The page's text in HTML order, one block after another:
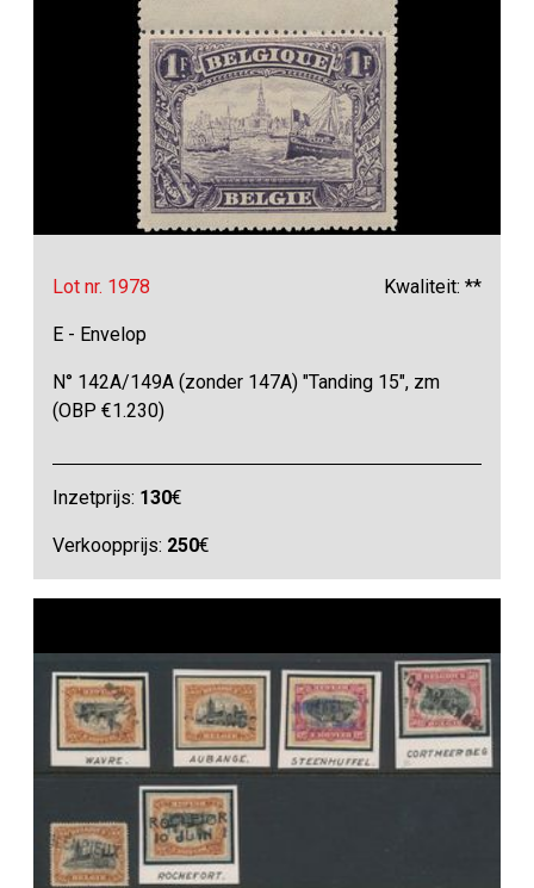
Lot nr. 1978 Kwaliteit: **
E - Envelop
N° 142A/149A (zonder 147A) "Tanding 15", zm
(OBP €1.230)
Inzetprijs: 130€
Verkoopprijs: 250€